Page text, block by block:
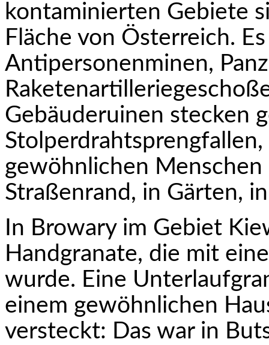
kontaminierten Gebiete
Fläche von Österreich.
Antipersonenminen,
Gebäuderuinen stecken
gewöhnlichen
Straßenrand, in Gärten,
In Browary im Gebiet
Handgranate, die mit
wurde. Eine
einem gewöhnlichen
versteckt: Das war in